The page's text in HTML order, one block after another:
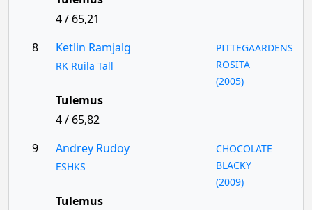
4 / 65,21
8
Ketlin Ramjalg
RK Ruila Tall
PITTEGAARDENS
ROSITA
(2005)
Tulemus
4 / 65,82
9
Andrey Rudoy
ESHKS
CHOCOLATE
BLACKY
(2009)
Tulemus